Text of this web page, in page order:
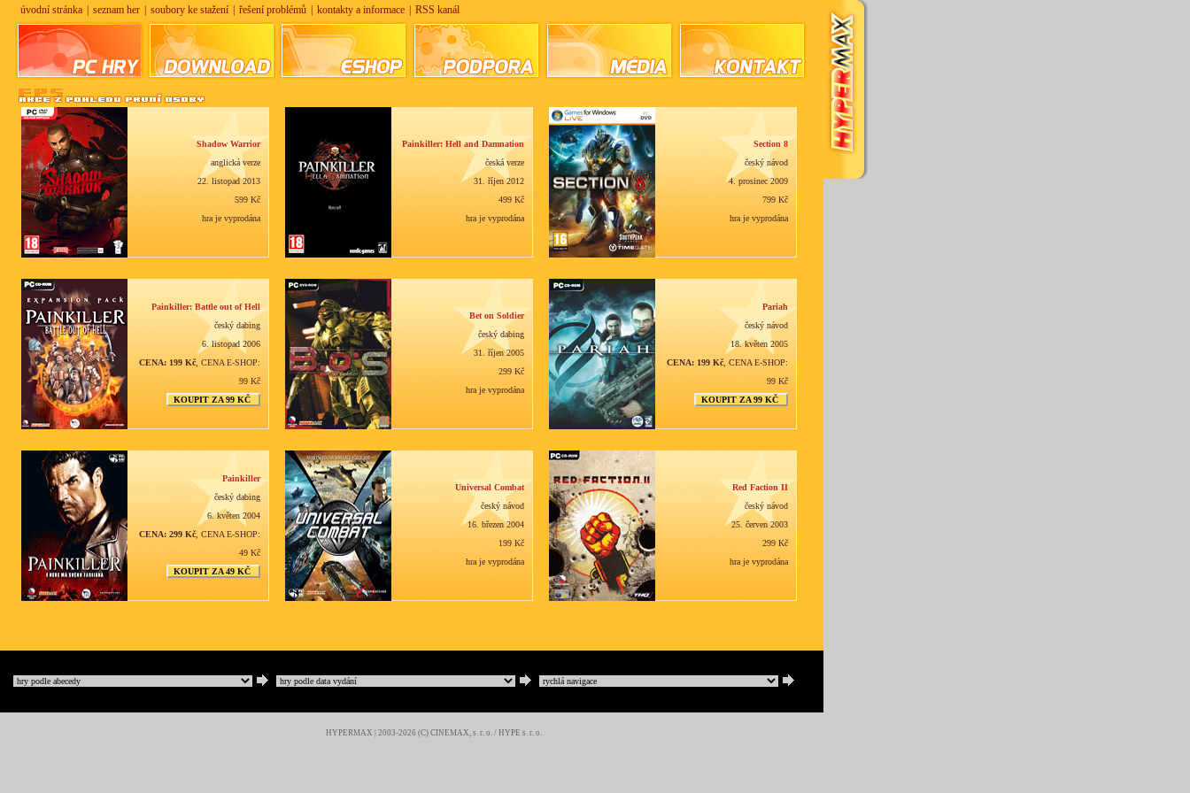
úvodní stránka seznam her soubory ke stažení řešení problémů kontakty a informace RSS kanál
Shadow Warrior
anglická verze
22. listopad 2013
599 Kč
hra je vyprodána
Painkiller: Hell and Damnation
česká verze
31. říjen 2012
499 Kč
hra je vyprodána
Section 8
český návod
4. prosinec 2009
799 Kč
hra je vyprodána
Painkiller: Battle out of Hell
český dabing
6. listopad 2006
CENA: 199 Kč , CENA E-SHOP:
99 Kč
KOUPIT ZA 99 KČ
Bet on Soldier
český dabing
31. říjen 2005
299 Kč
hra je vyprodána
Pariah
český návod
18. květen 2005
CENA: 199 Kč , CENA E-SHOP:
99 Kč
KOUPIT ZA 99 KČ
Painkiller
český dabing
6. květen 2004
CENA: 299 Kč , CENA E-SHOP:
49 Kč
KOUPIT ZA 49 KČ
Universal Combat
český návod
16. březen 2004
199 Kč
hra je vyprodána
Red Faction II
český návod
25. červen 2003
299 Kč
hra je vyprodána
HYPERMAX | 2003-2026 (C) CINEMAX, s. r. o. / HYPE s. r. o.